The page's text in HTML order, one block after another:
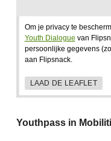
Om je privacy te
Youth Dialogue van
persoonlijke gegevens
aan Flipsnack.
LAAD DE LEAFLET
Youthpass in